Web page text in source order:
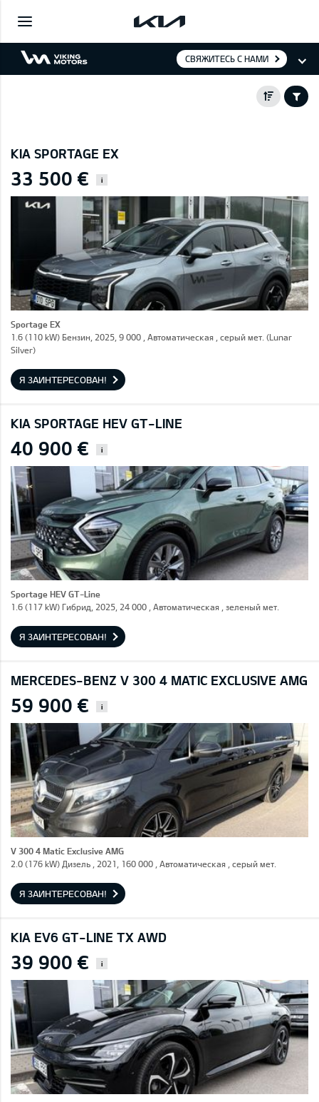
СВЯЖИТЕСЬ С НАМИ
KIA SPORTAGE EX
33 500 € i
Sportage EX
1.6 (110 kW) Бензин, 2025, 9 000 , Автоматическая , серый мет. (Lunar
Silver)
Я ЗАИНТЕРЕСОВАН!
KIA SPORTAGE HEV GT-LINE
40 900 € i
Sportage HEV GT-Line
1.6 (117 kW) Гибрид, 2025, 24 000 , Автоматическая , зеленый мет.
Я ЗАИНТЕРЕСОВАН!
MERCEDES-BENZ V 300 4 MATIC EXCLUSIVE AMG
59 900 € i
V 300 4 Matic Exclusive AMG
2.0 (176 kW) Дизель , 2021, 160 000 , Автоматическая , серый мет.
Я ЗАИНТЕРЕСОВАН!
KIA EV6 GT-LINE TX AWD
39 900 € i